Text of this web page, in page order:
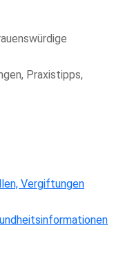
Praxistipps,
Vergiftungen